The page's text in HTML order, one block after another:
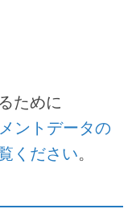
ために
ントデータの
ください。